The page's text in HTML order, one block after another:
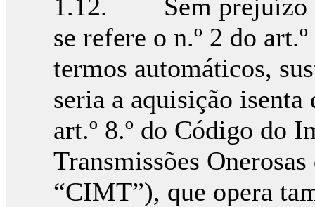
1.12. Sem prejuízo
se refere o n.º 2 do
termos automáticos,
seria a aquisição
art.º 8.º do Código do
Transmissões
“CIMT”), que opera